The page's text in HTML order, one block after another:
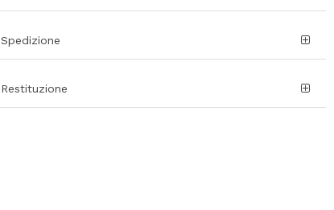
Spedizione
Restituzione